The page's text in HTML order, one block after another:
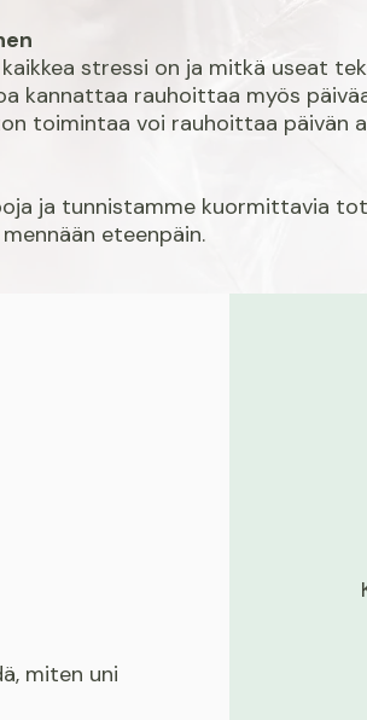
stressi on ja mitkä useat
kannattaa rauhoittaa myös
toimintaa voi rauhoittaa päivän
ja tunnistamme kuormittavia
eteenpäin.
miten uni